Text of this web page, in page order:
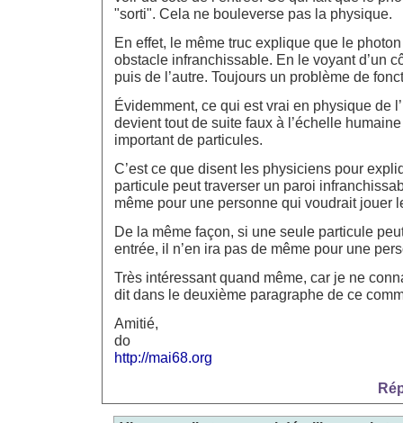
"sorti". Cela ne bouleverse pas la physique.
En effet, le même truc explique que le
obstacle infranchissable. En le voyant d’un
puis de l’autre. Toujours un problème de
Évidemment, ce qui est vrai en physique de
devient tout de suite faux à l’échelle
important de particules.
C’est ce que disent les physiciens pour
particule peut traverser un paroi
même pour une personne qui voudrait jouer
De la même façon, si une seule particule
entrée, il n’en ira pas de même pour une
Très intéressant quand même, car je ne
dit dans le deuxième paragraphe de ce
Amitié,
do
http://mai68.org